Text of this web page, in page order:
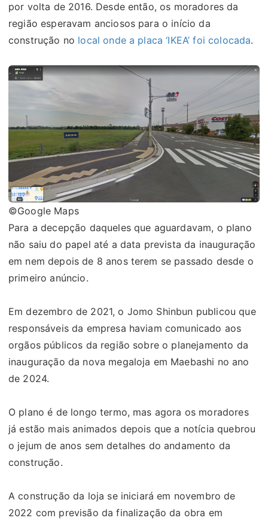
por volta de 2016. Desde então, os moradores da
região esperavam anciosos para o início da
construção no local onde a placa ‘IKEA’ foi colocada.
©Google Maps
Para a decepção daqueles que aguardavam, o plano
não saiu do papel até a data prevista da inauguração
em nem depois de 8 anos terem se passado desde o
primeiro anúncio.
Em dezembro de 2021, o Jomo Shinbun publicou que
responsáveis da empresa haviam comunicado aos
orgãos públicos da região sobre o planejamento da
inauguração da nova megaloja em Maebashi no ano
de 2024.
O plano é de longo termo, mas agora os moradores
já estão mais animados depois que a notícia quebrou
o jejum de anos sem detalhes do andamento da
construção.
A construção da loja se iniciará em novembro de
2022 com previsão da finalização da obra em